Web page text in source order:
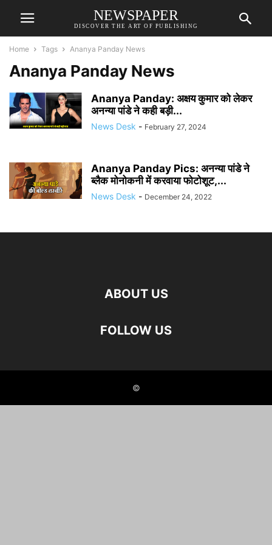
NEWSPAPER
DISCOVER THE ART OF PUBLISHING
Home Tags Ananya Panday News
Ananya Panday News
Ananya Panday: अक्षय कुमार को लेकर
अनन्या पांडे ने कही बड़ी...
News Desk - February 27, 2024
Ananya Panday Pics: अनन्या पांडे ने
ब्लैक मोनोकनी में करवाया फोटोशूट,...
News Desk - December 24, 2022
ABOUT US
FOLLOW US
©